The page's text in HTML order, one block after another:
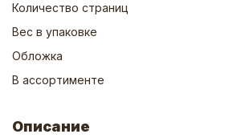
Количество страниц
Вес в упаковке
Обложка
В ассортименте
Описание